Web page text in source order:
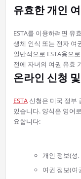
유효한 개인
ESTA를 이용하려면 유
생체 인식 또는 전자 여
일반적으로 ESTA용으
전에 자녀의 여권 유효
온라인 신청
ESTA신청은 미국 정부
있습니다. 양식은 영어
요합니다:
개인 정보(성
여권 정보(여